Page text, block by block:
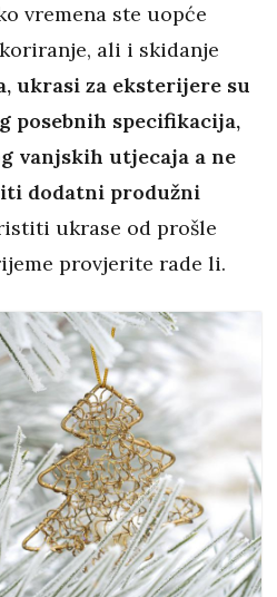
vremena ste uopće
ali i skidanje
ukrasi za eksterijere su
posebnih specifikacija,
vanjskih utjecaja a ne
dodatni produžni
ukrase od prošle
provjerite rade li.